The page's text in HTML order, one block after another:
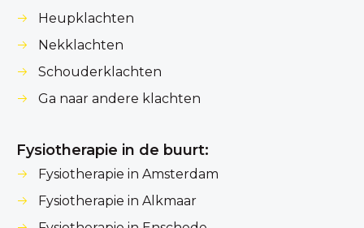
Heupklachten
Nekklachten
Schouderklachten
Ga naar andere klachten
Fysiotherapie in de buurt:
Fysiotherapie in Amsterdam
Fysiotherapie in Alkmaar